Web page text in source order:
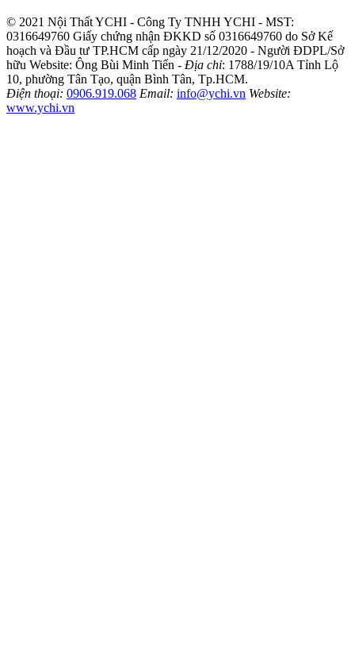
© 2021 Nội Thất YCHI - Công Ty TNHH YCHI - MST:
0316649760 Giấy chứng nhận ĐKKD số 0316649760 do Sở Kế
hoạch và Đầu tư TP.HCM cấp ngày 21/12/2020 - Người ĐDPL/Sở
hữu Website: Ông Bùi Minh Tiến - Địa chỉ: 1788/19/10A Tỉnh Lộ
10, phường Tân Tạo, quận Bình Tân, Tp.HCM.
Điện thoại: 0906.919.068 Email: info@ychi.vn Website:
www.ychi.vn